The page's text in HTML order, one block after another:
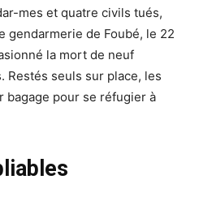
mes et quatre civils tués,
gendarmerie de Foubé, le 22
la mort de neuf
Restés seuls sur place, les
bagage pour se réfugier à